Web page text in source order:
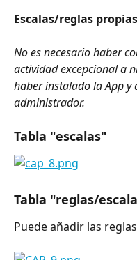
Escalas/reglas
No es necesario haber
actividad excepcional a
haber instalado la App y
administrador.
Tabla "escalas"
Tabla "reglas/
Puede añadir las